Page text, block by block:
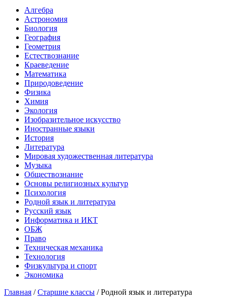
Алгебра
Астрономия
Биология
География
Геометрия
Естествознание
Краеведение
Математика
Природоведение
Физика
Химия
Экология
Изобразительное искусство
Иностранные языки
История
Литература
Мировая художественная литература
Музыка
Обществознание
Основы религиозных культур
Психология
Родной язык и литература
Русский язык
Информатика и ИКТ
ОБЖ
Право
Техническая механика
Технология
Физкультура и спорт
Экономика
Главная /Старшие классы /Родной язык и литература